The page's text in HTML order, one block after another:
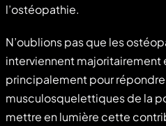
l’ostéopathie.
N’oublions pas que les
interviennent majoritairement
principalement pour
musculosquelettiques de la
mettre en lumière cette